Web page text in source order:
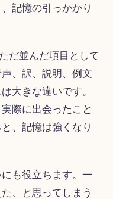
記憶の引っかかり
だ並んだ項目として
、訳、説明、例文
大きな違いです。
際に出会ったこと
、記憶は強くなり
も役立ちます。一
、と思ってしまう